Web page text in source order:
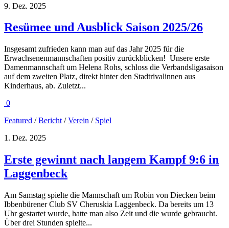
9. Dez. 2025
Resümee und Ausblick Saison 2025/26
Insgesamt zufrieden kann man auf das Jahr 2025 für die
Erwachsenenmannschaften positiv zurückblicken! Unsere erste
Damenmannschaft um Helena Rohs, schloss die Verbandsligasaison
auf dem zweiten Platz, direkt hinter den Stadtrivalinnen aus
Kinderhaus, ab. Zuletzt...
0
Featured /Bericht /Verein / Spiel
1. Dez. 2025
Erste gewinnt nach langem Kampf 9:6 in
Laggenbeck
Am Samstag spielte die Mannschaft um Robin von Diecken beim
Ibbenbürener Club SV Cheruskia Laggenbeck. Da bereits um 13
Uhr gestartet wurde, hatte man also Zeit und die wurde gebraucht.
Über drei Stunden spielte...